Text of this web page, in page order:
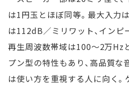
は1円玉とほぼ同等。最大入力
は112dB／ミリワット、イン
再生周波数帯域は100～2万Hz
プン型の特性もあり、高品質な
は使い方を重視する人に向く